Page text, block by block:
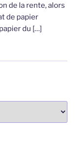
de la rente, alors
de papier
du […]